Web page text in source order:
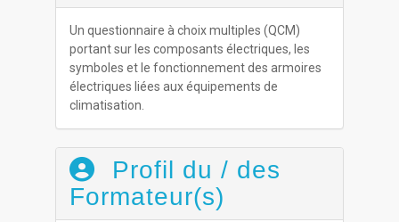
Un questionnaire à choix multiples (QCM)
portant sur les composants électriques, les
symboles et le fonctionnement des armoires
électriques liées aux équipements de
climatisation.
Profil du / des
Formateur(s)